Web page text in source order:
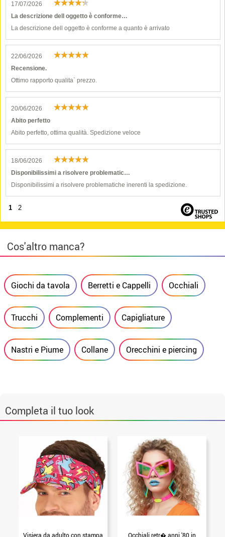
17/07/2026
La descrizione dell oggetto è conforme…
La descrizione dell oggetto è conforme a quanto è arrivato
22/06/2026
Recensione.
Ottimo rapporto qualita` prezzo.
20/06/2026
Abito perfetto
Abito perfetto, ottima qualità. Spedizione veloce
18/06/2026
Disponibilissimi a risolvere problematic…
Disponibilissimi a risolvere problematiche inerenti la spedizione.
1 2
Cos'altro manca?
Giochi da tavola Berretti e Cappelli Occhiali
Trucchi Complementi Capigliature
Nastri e Piume Collane Orecchini e piercing
Completa il tuo look
Visiera da adulto con stampa Occhiali retr� anni '80 in